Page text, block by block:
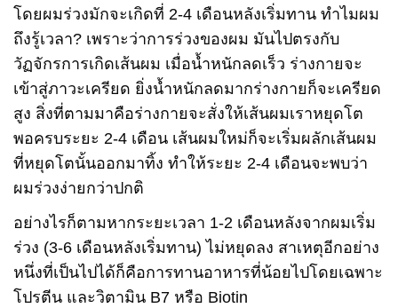
โดยผมร่วงมักจะเกิดที่ 2-4 เดือนหลังเริ่มทาน ทำไมผม
ถึงรู้เวลา? เพราะว่าการร่วงของผม มันไปตรงกับ
วัฏจักรการเกิดเส้นผม เมื่อน้ำหนักลดเร็ว ร่างกายจะ
เข้าสู่ภาวะเครียด ยิ่งน้ำหนักลดมากร่างกายก็จะเครียด
สูง สิ่งที่ตามมาคือร่างกายจะสั่งให้เส้นผมเราหยุดโต
พอครบระยะ 2-4 เดือน เส้นผมใหม่ก็จะเริ่มผลักเส้นผม
ที่หยุดโตนั้นออกมาทิ้ง ทำให้ระยะ 2-4 เดือนจะพบว่า
ผมร่วงง่ายกว่าปกติ
อย่างไรก็ตามหากระยะเวลา 1-2 เดือนหลังจากผมเริ่ม
ร่วง (3-6 เดือนหลังเริ่มทาน) ไม่หยุดลง สาเหตุอีกอย่าง
หนึ่งที่เป็นไปได้ก็คือการทานอาหารที่น้อยไปโดยเฉพาะ
โปรตีน และวิตามิน B7 หรือ Biotin